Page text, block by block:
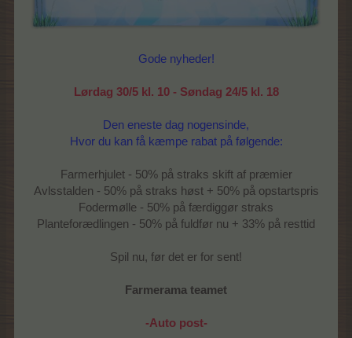
Gode nyheder!
Lørdag 30/5 kl. 10 - Søndag 24/5 kl. 18
Den eneste dag nogensinde,
Hvor du kan få kæmpe rabat på følgende:
Farmerhjulet - 50% på straks skift af præmier
Avlsstalden - 50% på straks høst + 50% på opstartspris
Fodermølle - 50% på færdiggør straks
Planteforædlingen - 50% på fuldfør nu + 33% på resttid
Spil nu, før det er for sent!
Farmerama teamet
-Auto post-